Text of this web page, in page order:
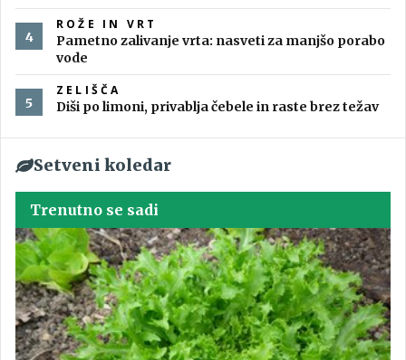
ROŽE IN VRT
Pametno zalivanje vrta: nasveti za manjšo porabo
vode
ZELIŠČA
Diši po limoni, privablja čebele in raste brez težav
Setveni koledar
Trenutno se sadi